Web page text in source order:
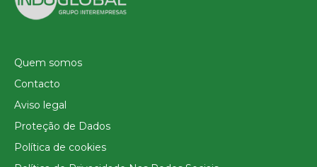
Quem somos
Contacto
Aviso legal
Proteção de Dados
Política de cookies